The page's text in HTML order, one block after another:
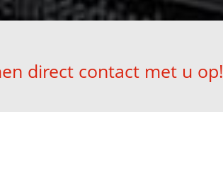
direct contact met u op!